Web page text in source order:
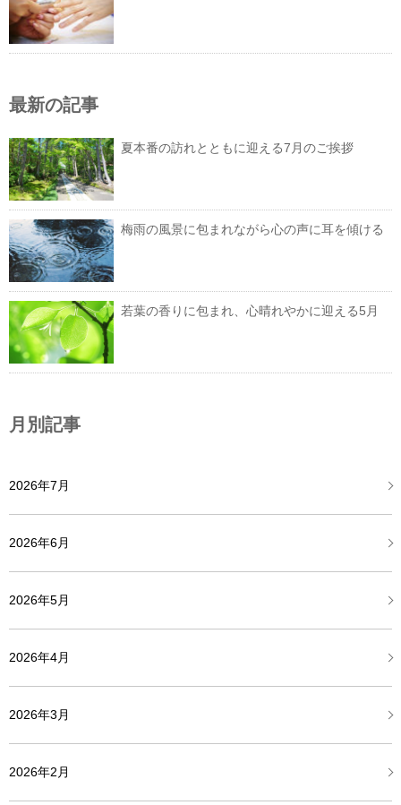
最新の記事
夏本番の訪れとともに迎える7月のご挨拶
梅雨の風景に包まれながら心の声に耳を傾ける
若葉の香りに包まれ、心晴れやかに迎える5月
月別記事
2026年7月
2026年6月
2026年5月
2026年4月
2026年3月
2026年2月